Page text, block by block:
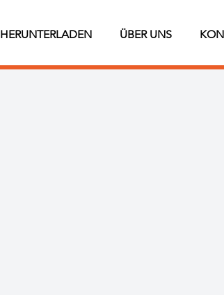
HERUNTERLADEN ÜBER UNS